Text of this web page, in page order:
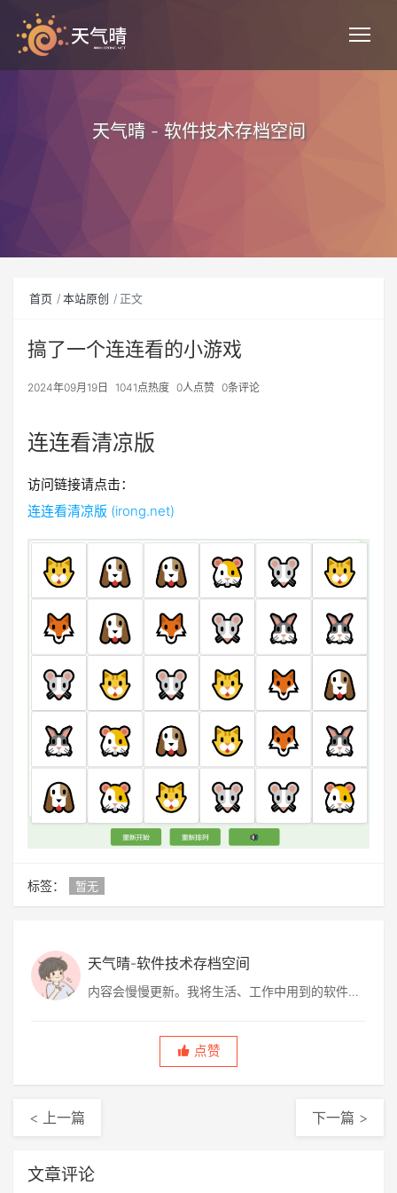
天气晴 - 软件技术存档空间
首页 本站原创 正文
搞了一个连连看的小游戏
2024年09月19日 1041点热度 0人点赞 0条评论
连连看清凉版
访问链接请点击：
连连看清凉版 (irong.net)
标签： 暂无
天气晴-软件技术存档空间
内容会慢慢更新。我将生活、工作中用到的软件技
上转帖，也有自己的原创。
点赞
< 上一篇 下一篇 >
文章评论